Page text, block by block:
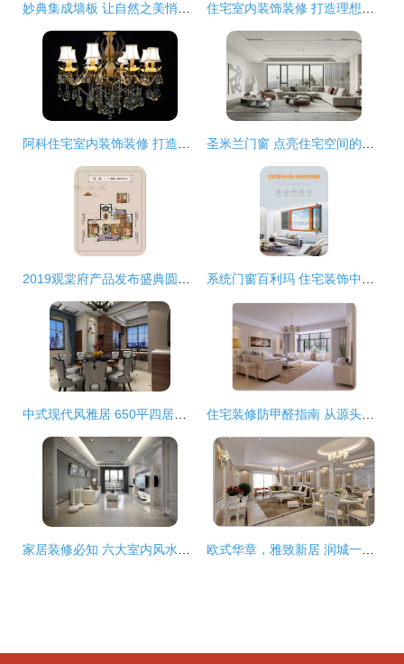
妙典集成墙板 让自然之美悄然入驻，重塑家居新体验 住宅室内装饰装修 打造理想家园的艺术与科学
阿科住宅室内装饰装修 打造舒适与个性的居住空间 圣米兰门窗 点亮住宅空间的艺术与实用之美
2019观棠府产品发布盛典圆满落幕，盛启华章，引领住宅室内装饰装修新高度 系统门窗百利玛 住宅装饰中性能与审美的双重选择
中式现代风雅居 650平四居别墅装修实景与设计理念赏析 住宅装修防甲醛指南 从源头到治理的全面防护策略
家居装修必知 六大室内风水禁忌与和谐布局之道 欧式华章，雅致新居 润城一区200平豪华别墅装修实景赏析